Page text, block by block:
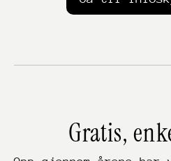
Gratis,